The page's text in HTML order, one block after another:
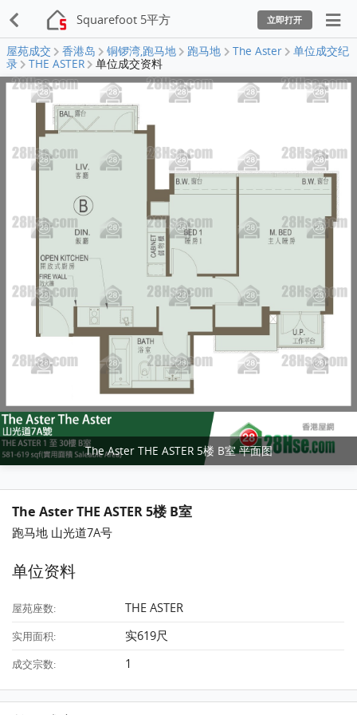
Squarefoot 5平方 立即打开
屋苑成交 香港岛 铜锣湾,跑马地 跑马地 The Aster
单位成交纪
录
THE ASTER 单位成交资料
The Aster THE ASTER 5楼 B室 平面图
The Aster THE ASTER 5楼 B室
跑马地 山光道7A号
单位资料
屋苑座数: THE ASTER
实用面积: 实619尺
成交宗数: 1